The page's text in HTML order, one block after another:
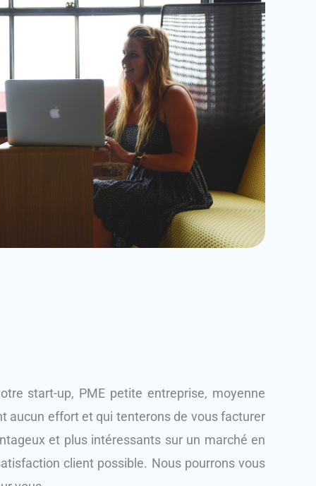
start-up, PME petite entreprise, moyenne
aucun effort et qui tenterons de vous facturer
et plus intéressants sur un marché en
client possible. Nous pourrons vous